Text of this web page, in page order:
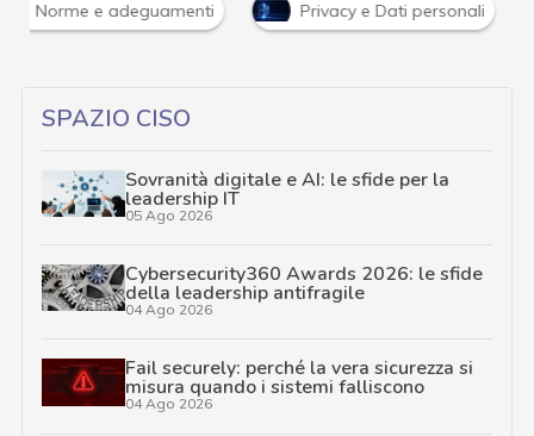
Norme e adeguamenti Privacy e Dati personali
SPAZIO CISO
Sovranità digitale e AI: le sfide per la
leadership IT
05 Ago 2026
Cybersecurity360 Awards 2026: le sfide
della leadership antifragile
04 Ago 2026
Fail securely: perché la vera sicurezza si
misura quando i sistemi falliscono
04 Ago 2026